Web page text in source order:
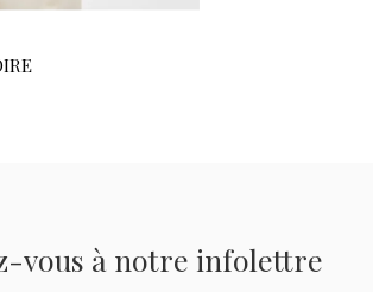
vous à notre infolettre